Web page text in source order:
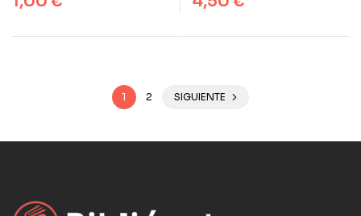
1 2 SIGUIENTE